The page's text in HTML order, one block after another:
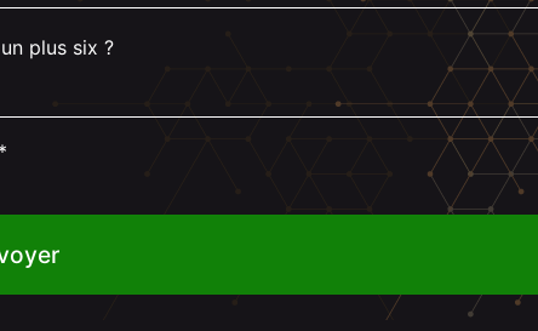
plus six ?